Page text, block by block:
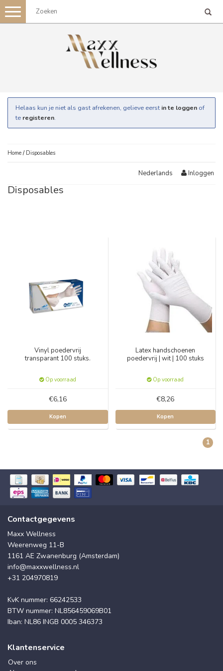
Toggle
navigation
Helaas kun je niet als gast afrekenen, gelieve eerst in te loggen of
te registeren.
Home / Disposables
Nederlands Inloggen
Disposables
Vinyl poedervrij
transparant 100 stuks.
Op voorraad
€6,16
Kopen
Latex handschoenen
poedervrij | wit | 100 stuks
Op voorraad
€8,26
Kopen
1
Contactgegevens
Maxx Wellness
Weerenweg 11-B
1161 AE Zwanenburg (Amsterdam)
info@maxxwellness.nl
+31 204970819
KvK nummer: 66242533
BTW nummer: NL856459069B01
Iban: NL86 INGB 0005 346373
Klantenservice
Over ons